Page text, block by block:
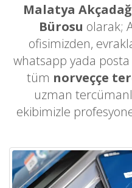
Malatya
Bürosu olarak;
ofisimizden,
whatsapp yada
tüm norveççe
uzman
ekibimizle